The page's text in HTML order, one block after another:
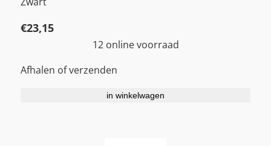
€23,15
12 online voorraad
Afhalen of verzenden
in winkelwagen